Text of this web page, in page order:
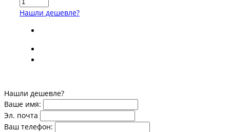
Нашли дешевле?
Нашли дешевле?
Ваше имя:
Эл. почта
Ваш телефон: